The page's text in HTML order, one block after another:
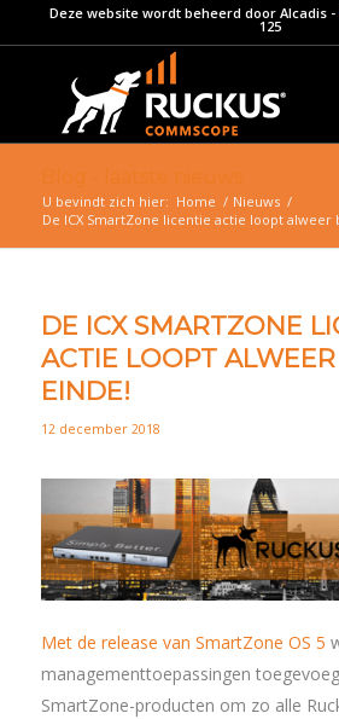
Deze website wordt beheerd door Alcadis-
125
U bevindt zich hier: Home / Nieuws /
De ICX SmartZone licentie actie loopt alweer
DE ICX SMARTZONE
ACTIE LOOPT
EINDE!
12 december 2018
Met de release van SmartZone OS 5
managementtoepassingen
SmartZone-producten om zo alle